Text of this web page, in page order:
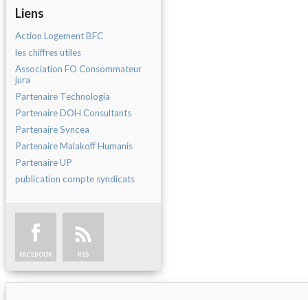
Liens
Action Logement BFC
les chiffres utiles
Association FO Consommateur
jura
Partenaire Technologia
Partenaire DOH Consultants
Partenaire Syncea
Partenaire Malakoff Humanis
Partenaire UP
publication compte syndicats
FACEBOOK RSS